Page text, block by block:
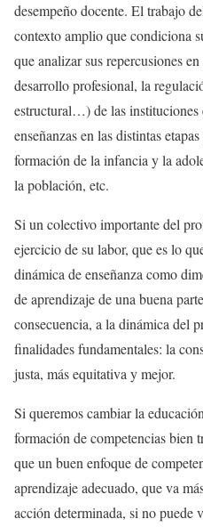
desempeño docente. El trabajo
contexto amplio que condiciona
que analizar sus repercusiones
desarrollo profesional, la
estructural…) de las instituciones
enseñanzas en las distintas
formación de la infancia y la
la población, etc.
Si un colectivo importante del
ejercicio de su labor, que es lo
dinámica de enseñanza como
de aprendizaje de una buena
consecuencia, a la dinámica del
finalidades fundamentales: la
justa, más equitativa y mejor.
Si queremos cambiar la
formación de competencias bien
que un buen enfoque de
aprendizaje adecuado, que va
acción determinada, si no puede